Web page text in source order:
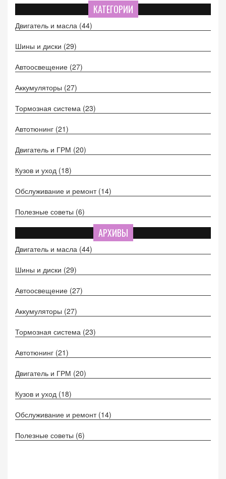
масла, контроль за уровнем охлаждающей жидкости и
другие важные действия для ухода за двигателем. Чтение
этой статьи поможет вам разобраться в основах
привычки могут негативно сказаться на его работе.
КАТЕГОРИИ
Двигатель и масла (44)
Шины и диски (29)
Автоосвещение (27)
Аккумуляторы (27)
Тормозная система (23)
Автотюнинг (21)
Двигатель и ГРМ (20)
Кузов и уход (18)
Обслуживание и ремонт (14)
Полезные советы (6)
АРХИВЫ
Двигатель и масла (44)
Шины и диски (29)
Автоосвещение (27)
Аккумуляторы (27)
Тормозная система (23)
Автотюнинг (21)
Двигатель и ГРМ (20)
Кузов и уход (18)
Обслуживание и ремонт (14)
Полезные советы (6)